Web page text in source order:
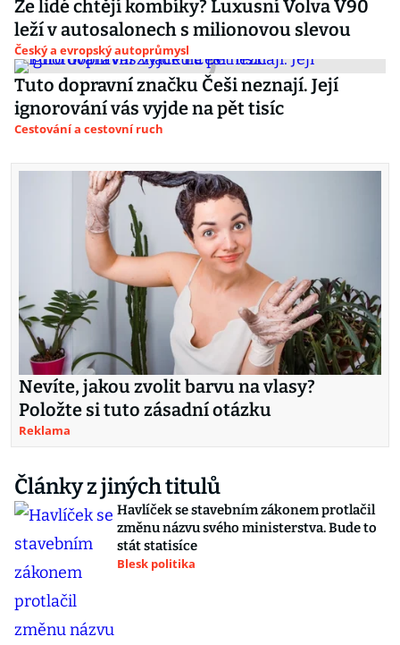
Že lidé chtějí kombíky? Luxusní Volva V90
leží v autosalonech s milionovou slevou
Český a evropský autoprůmysl
Tuto dopravní značku Češi neznají. Její
ignorování vás vyjde na pět tisíc
Cestování a cestovní ruch
Nevíte, jakou zvolit barvu na vlasy?
Položte si tuto zásadní otázku
Reklama
Články z jiných titulů
Havlíček se stavebním zákonem protlačil
změnu názvu svého ministerstva. Bude to
stát statisíce
Blesk politika